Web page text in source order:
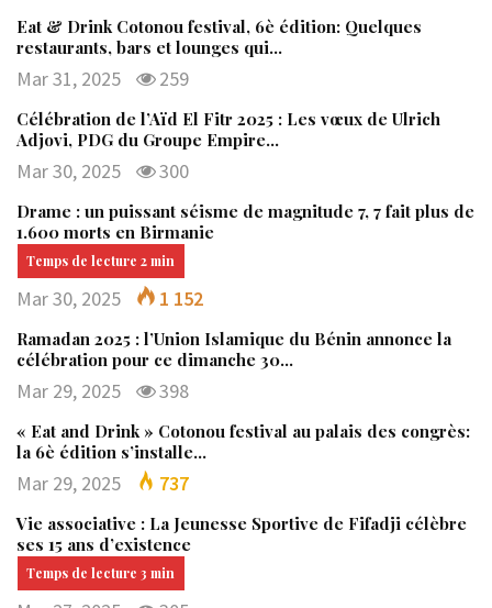
Eat & Drink Cotonou festival, 6è édition: Quelques
restaurants, bars et lounges qui…
Mar 31, 2025 259
Célébration de l’Aïd El Fitr 2025 : Les vœux de Ulrich
Adjovi, PDG du Groupe Empire…
Mar 30, 2025 300
Drame : un puissant séisme de magnitude 7, 7 fait plus de
1.600 morts en Birmanie
Mar 30, 2025 1 152
Ramadan 2025 : l’Union Islamique du Bénin annonce la
célébration pour ce dimanche 30…
Mar 29, 2025 398
« Eat and Drink » Cotonou festival au palais des congrès:
la 6è édition s’installe…
Mar 29, 2025 737
Vie associative : La Jeunesse Sportive de Fifadji célèbre
ses 15 ans d’existence